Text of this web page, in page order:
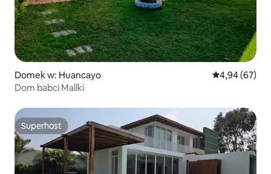
Domek w: Huancayo Średnia
4,94 (67)
Dom babci Mallki
Superhost
Superhost